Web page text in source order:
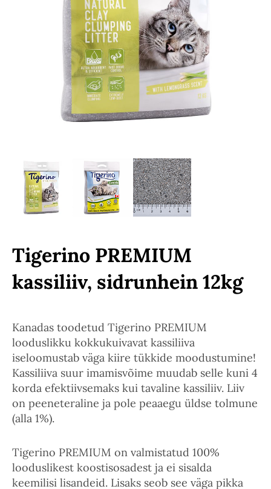
Tigerino PREMIUM
kassiliiv, sidrunhein 12kg
Kanadas toodetud Tigerino PREMIUM
looduslikku kokkukuivavat kassiliiva
iseloomustab väga kiire tükkide moodustumine!
Kassiliiva suur imamisvõime muudab selle kuni 4
korda efektiivsemaks kui tavaline kassiliiv. Liiv
on peeneteraline ja pole peaaegu üldse tolmune
(alla 1%).
Tigerino PREMIUM on valmistatud 100%
looduslikest koostisosadest ja ei sisalda
keemilisi lisandeid. Lisaks seob see väga pikka